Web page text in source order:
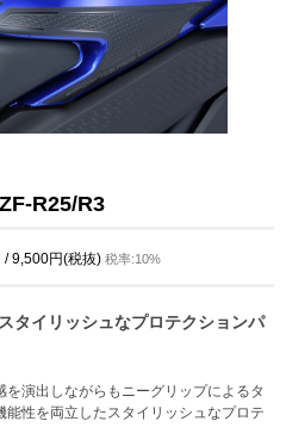
R25/R3
/ 9,500円(税抜) 税率:10%
タイリッシュなプロテクションパ
演出しながらもニーグリップによるタ
性を両立したスタイリッシュなプロテ